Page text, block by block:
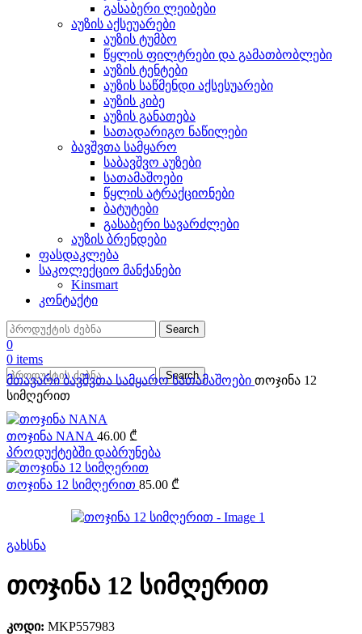
გასაბერი ლეიბები
აუზის აქსეუარები
აუზის ტუმბო
წყლის ფილტრები და გამათბობლები
აუზის ტენტები
აუზის საწმენდი აქსესუარები
აუზის კიბე
აუზის განათება
სათადარიგო ნაწილები
ბავშვთა სამყარო
საბავშვო აუზები
სათამაშოები
წყლის ატრაქციონები
ბატუტები
გასაბერი სავარძლები
აუზის ბრენდები
ფასდაკლება
საკოლექციო მანქანები
Kinsmart
კონტაქტი
Search
0
0 items
Search
მთავარიბავშვთა სამყაროსათამაშოები თოჯინა 12
სიმღერით
თოჯინა NANA 46.00 ₾
პროდუქტებში დაბრუნება
თოჯინა 12 სიმღერით 85.00 ₾
გახსნა
თოჯინა 12 სიმღერით
კოდი: MKP557983